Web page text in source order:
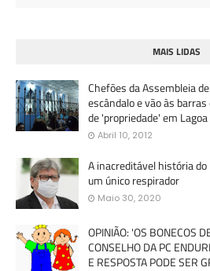
MAIS LIDAS
Chefões da Assembleia
escândalo e vão às
de 'propriedade' em Lagoa
Abril 10, 2012
A inacreditável história
um único respirador
Maio 30, 2020
OPINIÃO: 'OS BONECOS
CONSELHO DA PC
E RESPOSTA PODE SER